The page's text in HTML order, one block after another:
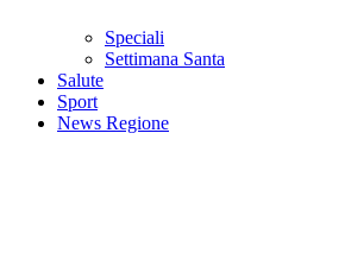
Speciali
Settimana Santa
Salute
Sport
News Regione